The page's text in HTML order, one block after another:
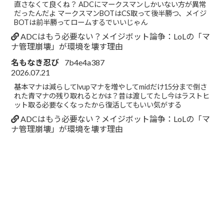
直さなくて良くね？ ADCにマークスマンしかいない方が異常
だったんだよ マークスマンBOTはCS取って後半勝つ、メイジ
BOTは前半勝ってロームするでいいじゃん
ADCはもう必要ない？メイジボット論争：LoLの「マ
ナ管理崩壊」が環境を壊す理由
名もなき忍び
7b4e4a387
2026.07.21
基本マナは減らしてlvupマナを増やしてmidだけ15分まで倒さ
れた青マナの残り取れるとかは？昔は渡してたし今はラストヒ
ット取る必要なくなったから復活してもいい気がする
ADCはもう必要ない？メイジボット論争：LoLの「マ
ナ管理崩壊」が環境を壊す理由